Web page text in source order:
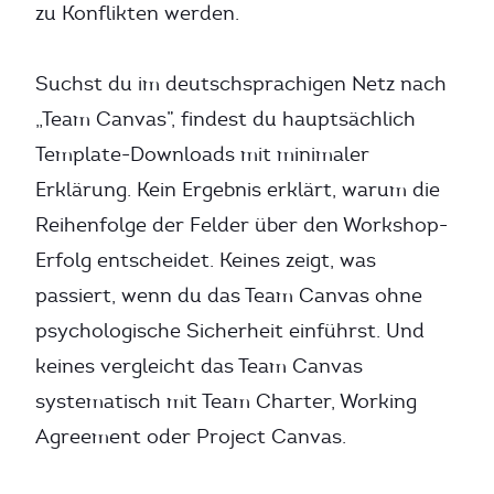
zu Konflikten werden.
Suchst du im deutschsprachigen Netz nach
„Team Canvas”, findest du hauptsächlich
Template-Downloads mit minimaler
Erklärung. Kein Ergebnis erklärt, warum die
Reihenfolge der Felder über den Workshop-
Erfolg entscheidet. Keines zeigt, was
passiert, wenn du das Team Canvas ohne
psychologische Sicherheit einführst. Und
keines vergleicht das Team Canvas
systematisch mit Team Charter, Working
Agreement oder Project Canvas.